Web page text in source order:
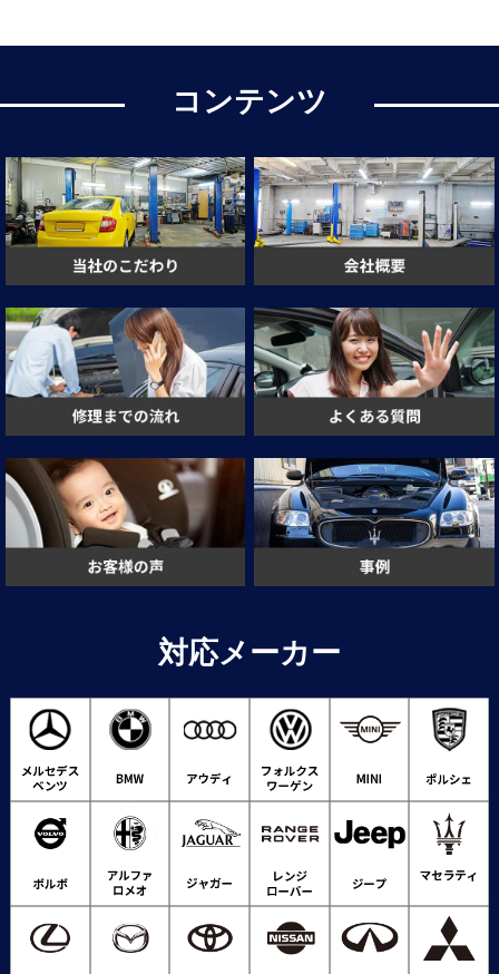
コンテンツ
対応メーカー